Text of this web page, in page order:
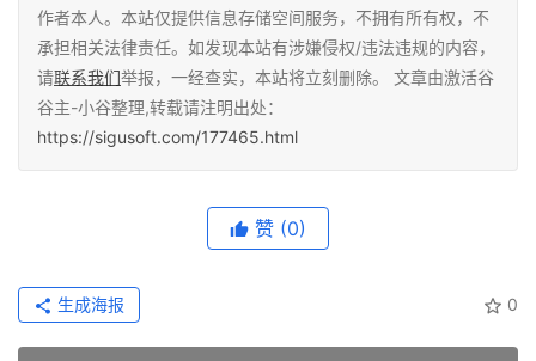
作者本人。本站仅提供信息存储空间服务，不拥有所有权，不
承担相关法律责任。如发现本站有涉嫌侵权/违法违规的内容，
请联系我们举报，一经查实，本站将立刻删除。 文章由激活谷
谷主-小谷整理,转载请注明出处：
https://sigusoft.com/177465.html
赞 (0)
0
生成海报